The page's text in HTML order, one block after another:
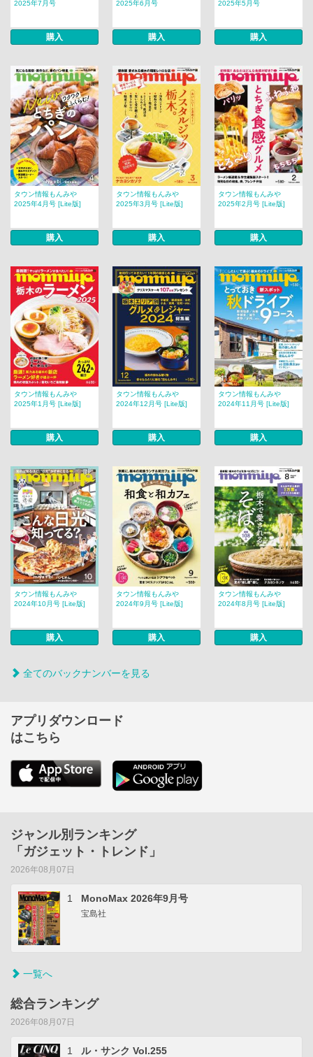
2025年7月号
購入
2025年6月号
購入
2025年5月号
購入
タウン情報もんみや
2025年4月号 [Lite版]
購入
タウン情報もんみや
2025年3月号 [Lite版]
購入
タウン情報もんみや
2025年2月号 [Lite版]
購入
タウン情報もんみや
2025年1月号 [Lite版]
購入
タウン情報もんみや
2024年12月号 [Lite版]
購入
タウン情報もんみや
2024年11月号 [Lite版]
購入
タウン情報もんみや
2024年10月号 [Lite版]
購入
タウン情報もんみや
2024年9月号 [Lite版]
購入
タウン情報もんみや
2024年8月号 [Lite版]
購入
全てのバックナンバーを見る
アプリダウンロード
はこちら
ジャンル別ランキング
「ガジェット・トレンド」
2026年08月07日
1 MonoMax 2026年9月号
宝島社
一覧へ
総合ランキング
2026年08月07日
1 ル・サンク Vol.255